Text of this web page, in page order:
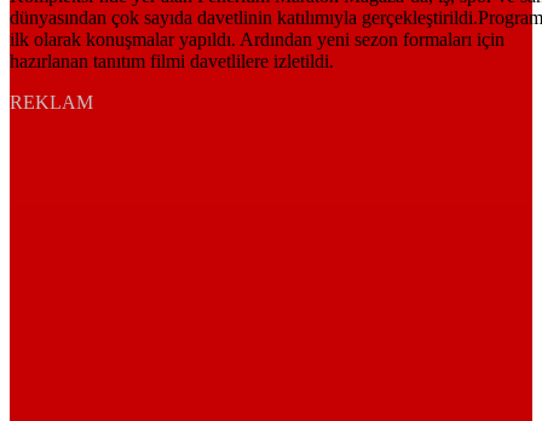
REKLAM